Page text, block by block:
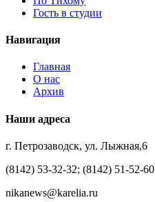
Гость в студии
Навигация
Главная
О нас
Архив
Наши адреса
г. Петрозаводск, ул. Лыжная,6
(8142) 53-32-32; (8142) 51-52-60
nikanews@karelia.ru